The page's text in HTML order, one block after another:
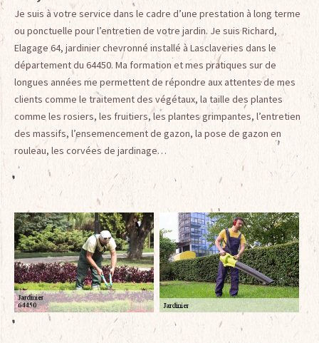
Je suis à votre service dans le cadre d’une prestation à long terme
ou ponctuelle pour l’entretien de votre jardin. Je suis Richard,
Elagage 64, jardinier chevronné installé à Lasclaveries dans le
département du 64450. Ma formation et mes pratiques sur de
longues années me permettent de répondre aux attentes de mes
clients comme le traitement des végétaux, la taille des plantes
comme les rosiers, les fruitiers, les plantes grimpantes, l’entretien
des massifs, l’ensemencement de gazon, la pose de gazon en
rouleau, les corvées de jardinage…